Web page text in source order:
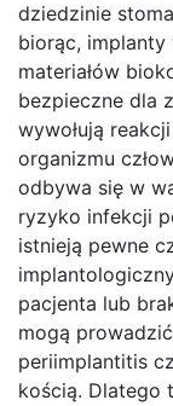
dziedzinie
biorąc,
materiałów
bezpieczne dla
wywołują
organizmu
odbywa się w
ryzyko infekcji
istnieją pewne
pacjenta lub
mogą
periimplantitis
kością. Dlatego